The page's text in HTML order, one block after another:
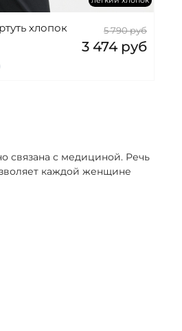
хлопок 5 790 руб
3 474 руб
связана с медициной. Речь
каждой женщине